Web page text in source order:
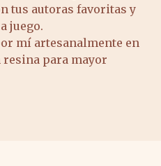
tus autoras favoritas y
juego.
mí artesanalmente en
resina para mayor